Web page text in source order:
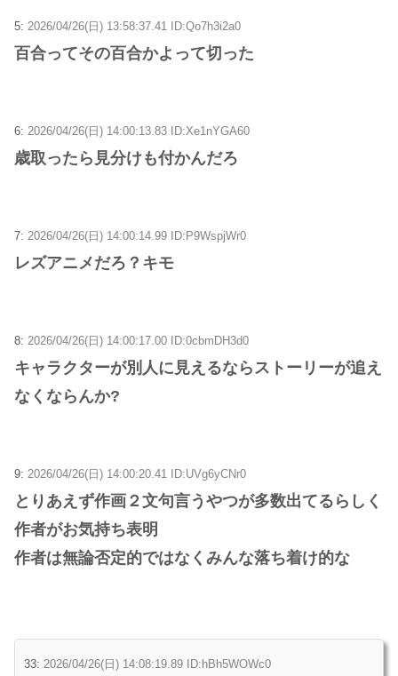
5: 2026/04/26(日) 13:58:37.41 ID:Qo7h3i2a0
百合ってその百合かよって切った
6: 2026/04/26(日) 14:00:13.83 ID:Xe1nYGA60
歳取ったら見分けも付かんだろ
7: 2026/04/26(日) 14:00:14.99 ID:P9WspjWr0
レズアニメだろ？キモ
8: 2026/04/26(日) 14:00:17.00 ID:0cbmDH3d0
キャラクターが別人に見えるならストーリーが追え
なくならんか?
9: 2026/04/26(日) 14:00:20.41 ID:UVg6yCNr0
とりあえず作画２文句言うやつが多数出てるらしく
作者がお気持ち表明
作者は無論否定的ではなくみんな落ち着け的な
33: 2026/04/26(日) 14:08:19.89 ID:hBh5WOWc0